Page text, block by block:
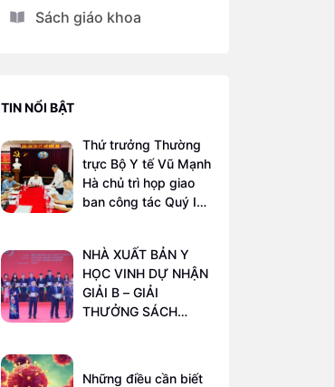
Sách giáo khoa
TIN NỔI BẬT
Thứ trưởng Thường
trực Bộ Y tế Vũ Mạnh
Hà chủ trì họp giao
ban công tác Quý I
NHÀ XUẤT BẢN Y
HỌC VINH DỰ NHẬN
GIẢI B – GIẢI
THƯỞNG SÁCH
Những điều cần biết